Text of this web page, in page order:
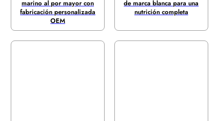
marino al por mayor con
fabricación personalizada
OEM
de marca blanca para una
nutrición completa